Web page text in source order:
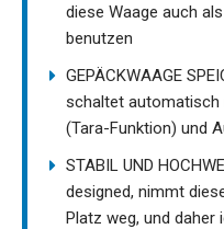
diese Waage auch
benutzen
GEPÄCKWAAGE
schaltet automatisch
(Tara-Funktion) und
STABIL UND
designed, nimmt
Platz weg, und daher